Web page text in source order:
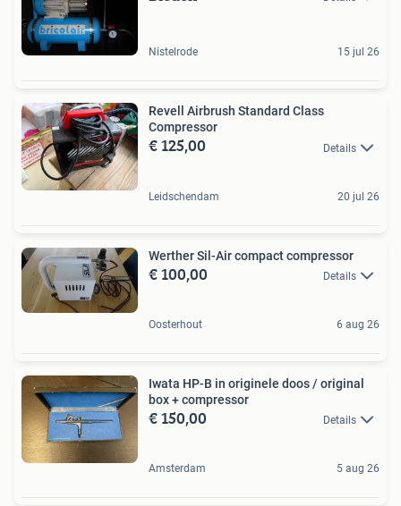
Nistelrode 15 jul 26
Revell Airbrush Standard Class
Compressor
€ 125,00 Details
Leidschendam 20 jul 26
Werther Sil-Air compact compressor
€ 100,00 Details
Oosterhout 6 aug 26
Iwata HP-B in originele doos / original
box + compressor
€ 150,00 Details
Amsterdam 5 aug 26